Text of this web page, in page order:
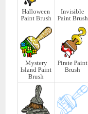
Halloween
Paint Brush
Invisible
Paint Brush
Mystery
Island Paint
Brush
Pirate Paint
Brush